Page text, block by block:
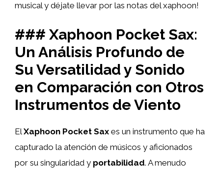
musical y déjate llevar por las notas del xaphoon!
### Xaphoon Pocket Sax:
Un Análisis Profundo de
Su Versatilidad y Sonido
en Comparación con Otros
Instrumentos de Viento
ElXaphoon Pocket Sax es un instrumento que ha
capturado la atención de músicos y aficionados
por su singularidad y portabilidad. A menudo